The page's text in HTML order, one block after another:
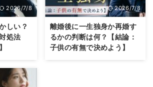
2026/7/8
しい？
処法
2026/7/8
離婚後に一生独身か再婚す
るかの判断は何？【結論：
子供の有無で決めよう】